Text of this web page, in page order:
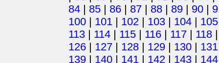
84 | 85 | 86 | 87 | 88 | 89 | 90 |
100 | 101 | 102 | 103 | 104 | 105
113 | 114 | 115 | 116 | 117 | 118
126 | 127 | 128 | 129 | 130 | 131
139 | 140 | 141 | 142 | 143 | 144